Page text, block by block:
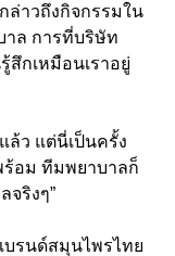
ล่าวถึงกิจกรรมใน
าล การที่บริษัท
สึกเหมือนเราอยู่
ล้ว แต่นี่เป็นครั้ง
ร้อม ทีมพยาบาลก็
จริงๆ”
รนด์สมุนไพรไทย